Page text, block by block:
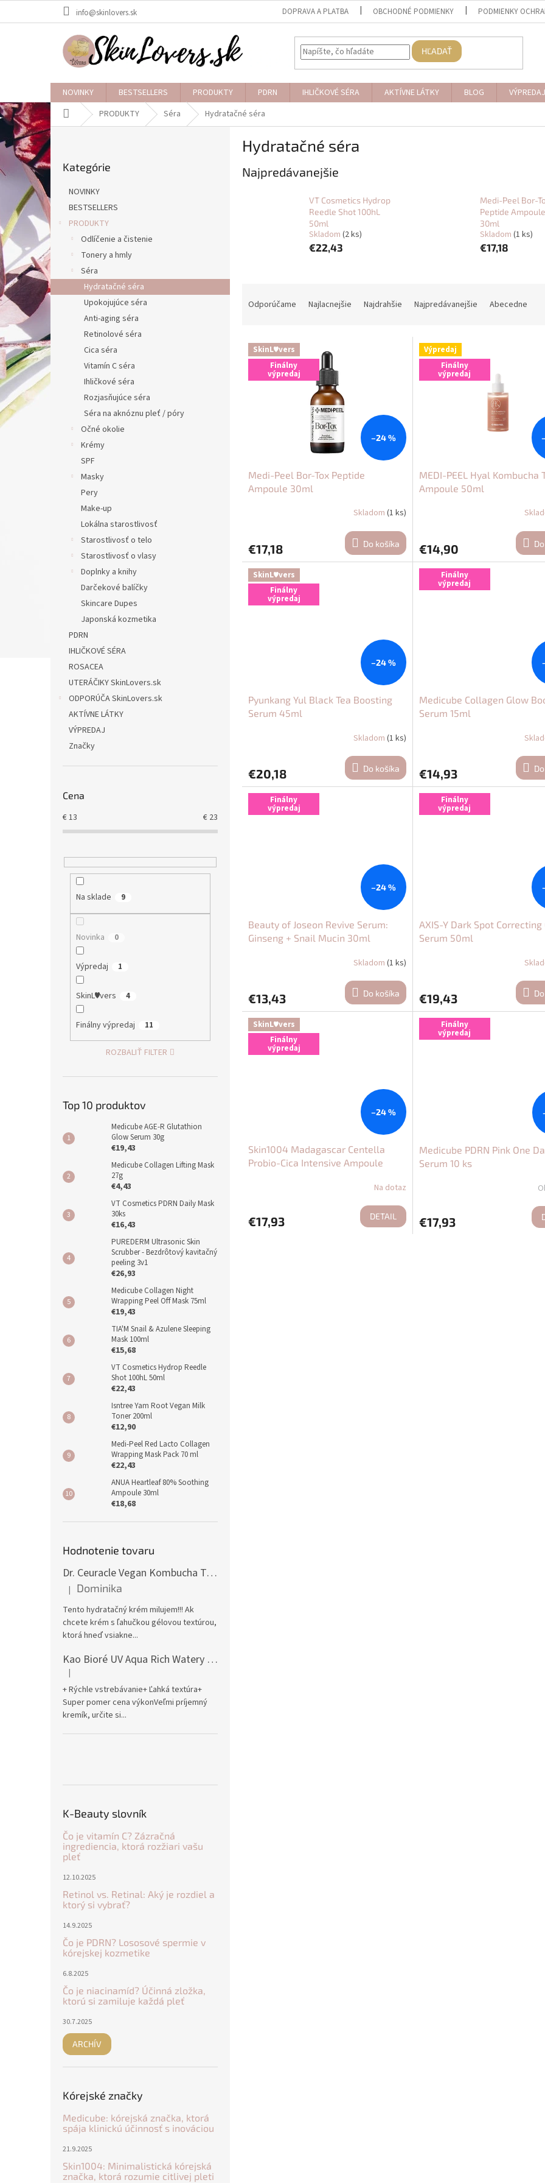
info@skinlovers.sk DOPRAVA A PLATBA OBCHODNÉ PODMIENKY PODMIENKY
HĽADAŤ
NOVINKY BESTSELLERS PRODUKTY PDRN IHLIČKOVÉ SÉRA AKTÍVNE LÁTKY BLOG VÝPREDAJ
DomovPRODUKTY Séra Hydratačné séra
B
o
č
n
p
n
e
l
kategórie
Kategórie
NOVINKY
BESTSELLERS
PRODUKTY
Odlíčenie a čistenie
Tonery a hmly
Séra
Hydratačné séra
Upokojujúce séra
Anti-aging séra
Retinolové séra
Cica séra
Vitamín C séra
Ihličkové séra
Rozjasňujúce séra
Séra na aknóznu pleť / póry
Očné okolie
Krémy
SPF
Masky
Pery
Make-up
Lokálna starostlivosť
Starostlivosť o telo
Starostlivosť o vlasy
Doplnky a knihy
Darčekové balíčky
Skincare Dupes
Japonská kozmetika
PDRN
IHLIČKOVÉ SÉRA
ROSACEA
UTERÁČIKY SkinLovers.sk
ODPORÚČA SkinLovers.sk
AKTÍVNE LÁTKY
VÝPREDAJ
Značky
Cena
€13 € 23
Na sklade 9
Novinka 0
Výpredaj 1
SkinL♥vers 4
Finálny výpredaj 11
ROZBALIŤ FILTER
Top 10 produktov
Medicube AGE-R Glutathion
Glow Serum 30g
€19,43
Medicube Collagen Lifting Mask
27g
€4,43
VT Cosmetics PDRN Daily Mask
30ks
€16,43
PUREDERM Ultrasonic Skin
Scrubber - Bezdrôtový kavitačný
peeling 3v1
€26,93
Medicube Collagen Night
Wrapping Peel Off Mask 75ml
€19,43
TIA'M Snail & Azulene Sleeping
Mask 100ml
€15,68
VT Cosmetics Hydrop Reedle
Shot 100hL 50ml
€22,43
Isntree Yam Root Vegan Milk
Toner 200ml
€12,90
Medi-Peel Red Lacto Collagen
Wrapping Mask Pack 70 ml
€22,43
ANUA Heartleaf 80% Soothing
Ampoule 30ml
€18,68
Hodnotenie tovaru
Dr. Ceuracle Vegan Kombucha Tea Gel Cream 75g
Hodnotenie produktu je 5 z 5 hviezdičiek.
| Dominika
Tento hydratačný krém milujem!!! Ak
chcete krém s ľahučkou gélovou textúrou,
ktorá hneď vsiakne...
Kao Bioré UV Aqua Rich Watery Essence Sunscreen SPF50+ PA++++ 70g
Hodnotenie produktu je 5 z 5 hviezdičiek.
|
+ Rýchle vstrebávanie+ Ľahká textúra+
Super pomer cena výkonVeľmi príjemný
kremík, určite si...
K-Beauty slovník
Čo je vitamín C? Zázračná
ingrediencia, ktorá rozžiari vašu
pleť
12.10.2025
Retinol vs. Retinal: Aký je rozdiel a
ktorý si vybrať?
14.9.2025
Čo je PDRN? Lososové spermie v
kórejskej kozmetike
6.8.2025
Čo je niacinamíd? Účinná zložka,
ktorú si zamiluje každá pleť
30.7.2025
ARCHÍV
Kórejské značky
Medicube: kórejská značka, ktorá
spája klinickú účinnosť s inováciou
21.9.2025
Skin1004: Minimalistická kórejská
značka, ktorá rozumie citlivej pleti
Hydratačné séra
Najpredávanejšie
VT Cosmetics Hydrop
Reedle Shot 100hL
50ml
Skladom (2 ks)
€22,43
Medi-Peel Bor-
Peptide Ampoule
30ml
Skladom (1 ks)
€17,18
n
p
Odporúčame Najlacnejšie Najdrahšie Najpredávanejšie Abecedne
V SkinL♥vers
Finálny
výpredaj
–24 %
Medi-Peel Bor-Tox Peptide
Ampoule 30ml
Skladom (1 ks)
€17,18 Do košíka
Výpredaj
Finálny
výpredaj
MEDI-PEEL Hyal Kombucha
Ampoule 50ml
€14,90
SkinL♥vers
Finálny
výpredaj
–24 %
Pyunkang Yul Black Tea Boosting
Serum 45ml
Skladom (1 ks)
€20,18 Do košíka
Finálny
výpredaj
Medicube Collagen Glow
Serum 15ml
€14,93
Finálny
výpredaj
–24 %
Beauty of Joseon Revive Serum:
Ginseng + Snail Mucin 30ml
je
5,0
5
hviezdičiek.
Skladom (1 ks)
€13,43 Do košíka
Finálny
výpredaj
AXIS-Y Dark Spot Correcting
Serum 50ml
je
5,0
€19,43
SkinL♥vers
Finálny
výpredaj
–24 %
Skin1004 Madagascar Centella
Probio-Cica Intensive Ampoule
Na dotaz
€17,93 DETAIL
Finálny
výpredaj
Medicube PDRN Pink One
Serum 10 ks
€17,93